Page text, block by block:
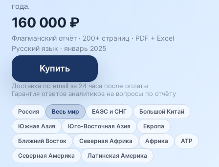
года.
160 000 ₽
Флагманский отчёт · 200+ страниц · PDF + Excel
Русский язык · январь 2025
Купить
Доставка по email за 24 часа после оплаты
Гарантия ответов аналитиков на вопросы по отчёту
Россия Весь мир ЕАЭС и СНГ
Большой Китай
Южная Азия
Юго-Восточная Азия
Европа
Ближний Восток
Северная Африка Африка
АТР
Северная Америка
Латинская Америка